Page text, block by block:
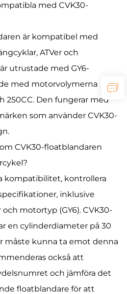
med CVK30-
är kompatibel med
ATVer och
utrustade med GY6-
med motorvolymerna
250CC. Den fungerar med
som använder CVK30-
CVK30-floatblandaren
kompatibilitet, kontrollera
inklusive
motortyp (GY6). CVK30-
en cylinderdiameter på 30
måste kunna ta emot denna
också att
och jämföra det
floatblandare för att